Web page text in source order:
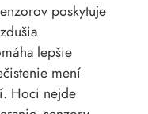
poskytuje
lepšie
mení
Hoci nejde